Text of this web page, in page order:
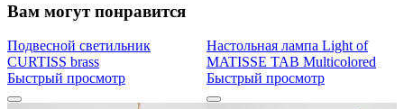
Вам могут понравится
Подвесной светильник
CURTISS brass
Быстрый просмотр
Настольная лампа Light of
MATISSE TAB Multicolored
Быстрый просмотр